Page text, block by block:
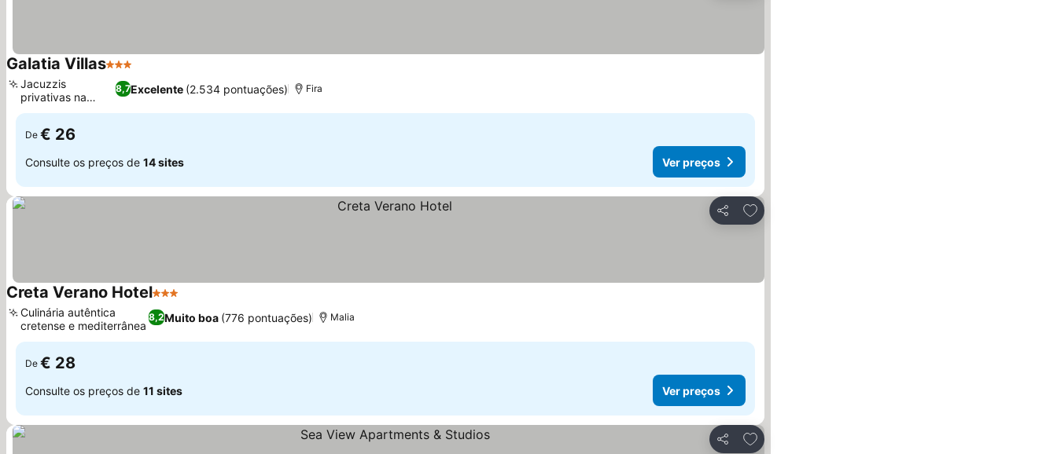
Galatia Villas3 Estrelas
8,7Excelente (2.534 pontuações)
Jacuzzis
privativas na
varanda
Fira
De € 26
Consulte os preços de 14 sites Ver preços
Partilhar
Adicionar aos favoritos
Creta Verano Hotel3 Estrelas
8,2Muito boa (776 pontuações)
Culinária autêntica
cretense e mediterrânea
Malia
De € 28
Consulte os preços de 11 sites Ver preços
Partilhar
Adicionar aos favoritos